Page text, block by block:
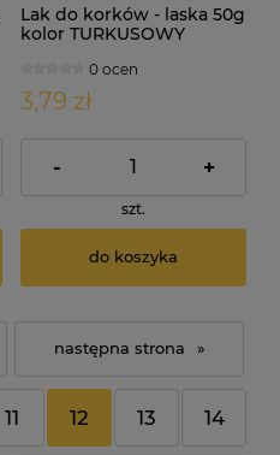
Lak do korków - laska 50g
kolor TURKUSOWY
0 ocen
3,79 zł
- +
szt.
do koszyka
11 12 13 14
»